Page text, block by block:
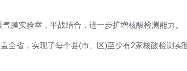
膜实验室，平战结合，进一步扩增核酸检测能力。
全省，实现了每个县(市、区)至少有2家核酸检测实